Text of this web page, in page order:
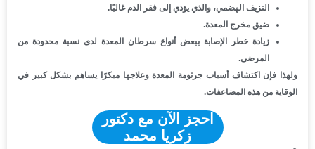
النزيف الهضمي، والذي يؤدي إلى فقر الدم غالبًا.
ضيق مخرج المعدة.
زيادة خطر الإصابة ببعض أنواع سرطان المعدة لدى نسبة محدودة من
المرضى.
ولهذا فإن اكتشاف أسباب جرثومة المعدة وعلاجها مبكرًا يساهم بشكل كبير في
الوقاية من هذه المضاعفات.
احجز الآن مع دكتور
زكريا محمد